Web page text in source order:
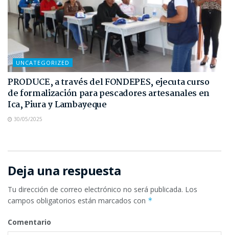
UNCATEGORIZED
PRODUCE, a través del FONDEPES, ejecuta curso
de formalización para pescadores artesanales en
Ica, Piura y Lambayeque
30/05/2025
Deja una respuesta
Tu dirección de correo electrónico no será publicada. Los
campos obligatorios están marcados con *
Comentario